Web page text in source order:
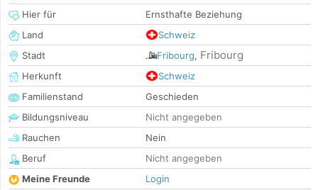
Hier für
Ernsthafte Beziehung
Land
Schweiz
Stadt
Fribourg, Fribourg
Herkunft
Schweiz
Familienstand
Geschieden
Bildungsniveau
Nicht angegeben
Rauchen
Nein
Beruf
Nicht angegeben
Meine Freunde
Login